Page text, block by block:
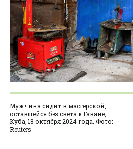
Мужчина сидит в мастерской,
оставшейся без света в Гаване,
Куба, 18 октября 2024 года. Фото:
Reuters